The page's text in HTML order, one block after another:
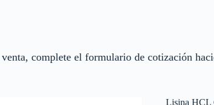
complete el formulario de cotización
Lisina HCL